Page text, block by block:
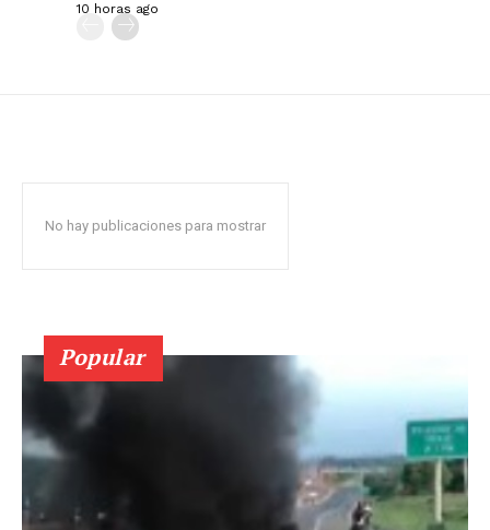
10 horas ago
No hay publicaciones para mostrar
Popular